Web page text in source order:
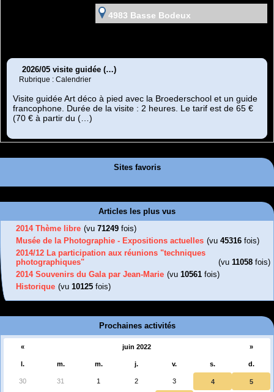
4983 Basse Bodeux
2026/05 visite guidée (…)
Rubrique : Calendrier
Visite guidée Art déco à pied avec la Broederschool et un guide
francophone. Durée de la visite : 2 heures. Le tarif est de 65 €
(70 € à partir du (…)
Sites favoris
Articles les plus vus
2014 Thème libre (vu 71249 fois)
Musée de la Photographie - Expositions actuelles (vu 45316 fois)
2014/12 La participation aux réunions "techniques
photographiques"
(vu 11058 fois)
2014 Souvenirs du Gala par Jean-Marie (vu 10561 fois)
Historique (vu 10125 fois)
Prochaines activités
« juin 2022 »
l. m. m. j. v. s. d.
30 31 1 2 3 4 5